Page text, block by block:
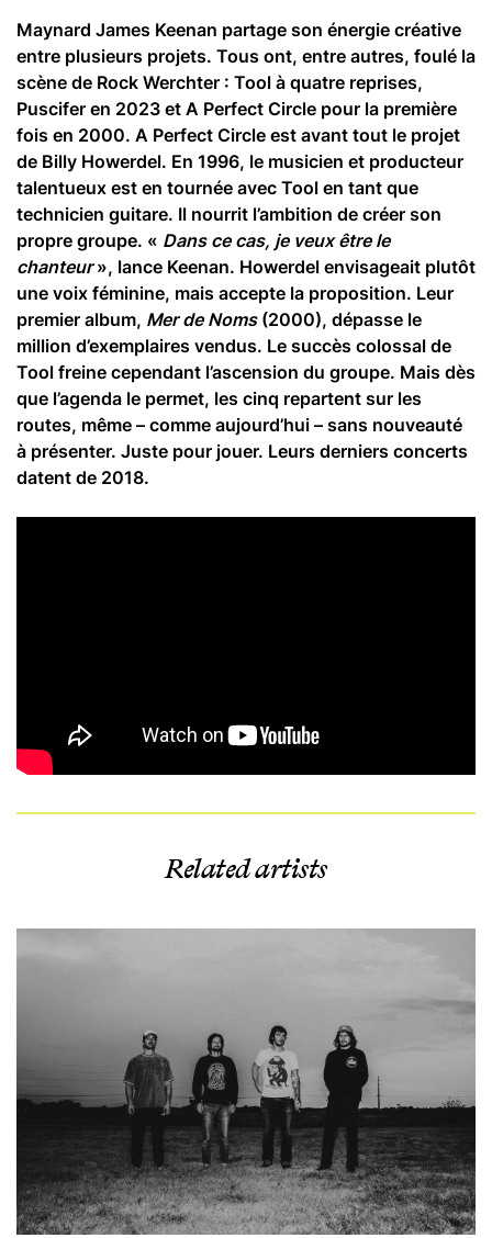
Maynard James Keenan partage son énergie créative
entre plusieurs projets. Tous ont, entre autres, foulé la
scène de Rock Werchter : Tool à quatre reprises,
Puscifer en 2023 et A Perfect Circle pour la première
fois en 2000. A Perfect Circle est avant tout le projet
de Billy Howerdel. En 1996, le musicien et producteur
talentueux est en tournée avec Tool en tant que
technicien guitare. Il nourrit l’ambition de créer son
propre groupe. « Dans ce cas, je veux être le
chanteur», lance Keenan. Howerdel envisageait plutôt
une voix féminine, mais accepte la proposition. Leur
premier album, Mer de Noms(2000), dépasse le
million d’exemplaires vendus. Le succès colossal de
Tool freine cependant l’ascension du groupe. Mais dès
que l’agenda le permet, les cinq repartent sur les
routes, même – comme aujourd’hui – sans nouveauté
à présenter. Juste pour jouer. Leurs derniers concerts
datent de 2018.
Related artists